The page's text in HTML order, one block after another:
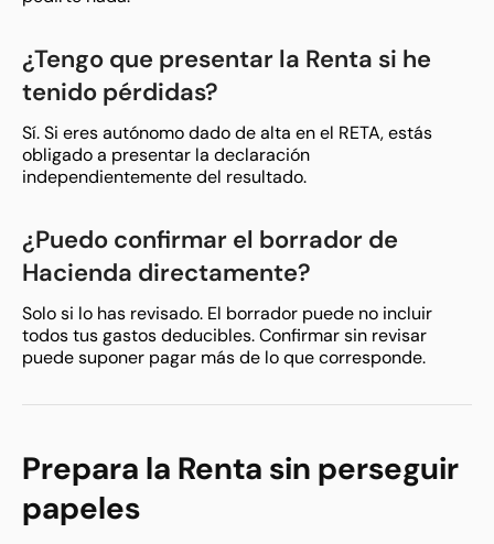
¿Tengo que presentar la Renta si he
tenido pérdidas?
Sí. Si eres autónomo dado de alta en el RETA, estás
obligado a presentar la declaración
independientemente del resultado.
¿Puedo confirmar el borrador de
Hacienda directamente?
Solo si lo has revisado. El borrador puede no incluir
todos tus gastos deducibles. Confirmar sin revisar
puede suponer pagar más de lo que corresponde.
Prepara la Renta sin perseguir
papeles